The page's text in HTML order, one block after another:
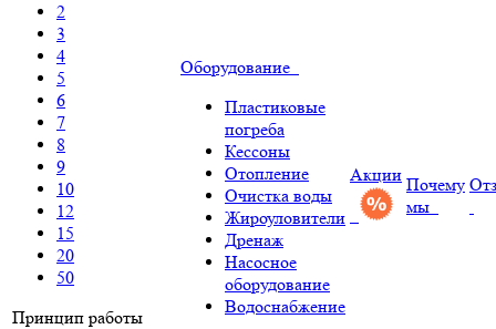
2
3
4
5
6
7
8
9
10
12
15
20
50
Принцип работы
Оборудование
Пластиковые
погреба
Кессоны
Отопление
Очистка воды
Жироуловители
Дренаж
Насосное
оборудование
Водоснабжение
Акции Почему
мы